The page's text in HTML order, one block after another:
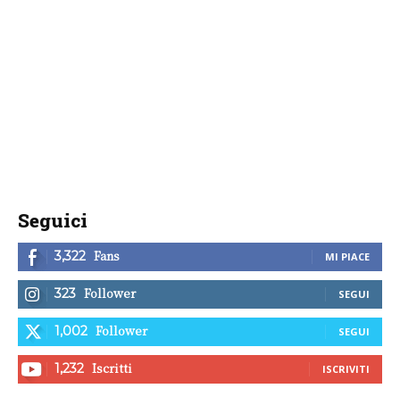
Seguici
3,322 Fans MI PIACE
323 Follower SEGUI
1,002 Follower SEGUI
1,232 Iscritti ISCRIVITI